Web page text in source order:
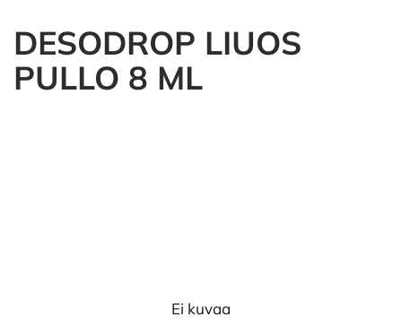
DESODROP LIUOS
PULLO 8 ML
Ei kuvaa